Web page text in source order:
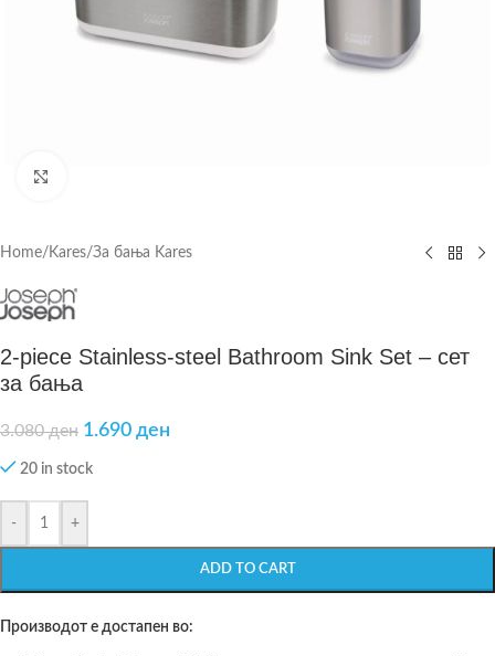
Home/ Kares/За бања Kares
2-piece Stainless-steel Bathroom Sink Set – сет
за бања
3.080ден 1.690 ден
20 in stock
- +
ADD TO CART
Производот е достапен во: